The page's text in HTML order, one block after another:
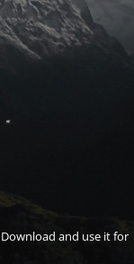
Download and use it for